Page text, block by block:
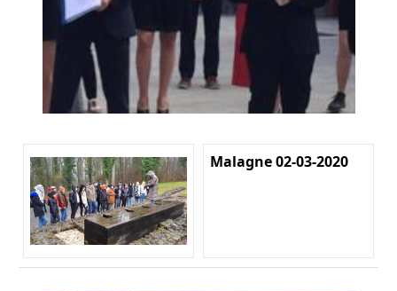
Malagne 02-03-2020